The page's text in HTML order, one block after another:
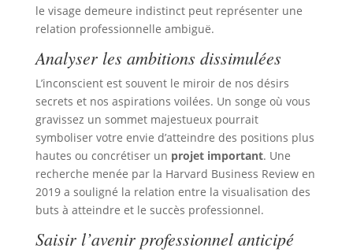
le visage demeure indistinct peut représenter une
relation professionnelle ambiguë.
Analyser les ambitions dissimulées
L’inconscient est souvent le miroir de nos désirs
secrets et nos aspirations voilées. Un songe où vous
gravissez un sommet majestueux pourrait
symboliser votre envie d’atteindre des positions plus
hautes ou concrétiser un projet important. Une
recherche menée par la Harvard Business Review en
2019 a souligné la relation entre la visualisation des
buts à atteindre et le succès professionnel.
Saisir l’avenir professionnel anticipé